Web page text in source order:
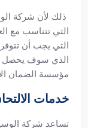
ذلك لأن شركة
التي تتناسب مع
التي يجب أن
الذي سوف يحصل
مؤسسة الضمان
خدمات
تساعد شركة